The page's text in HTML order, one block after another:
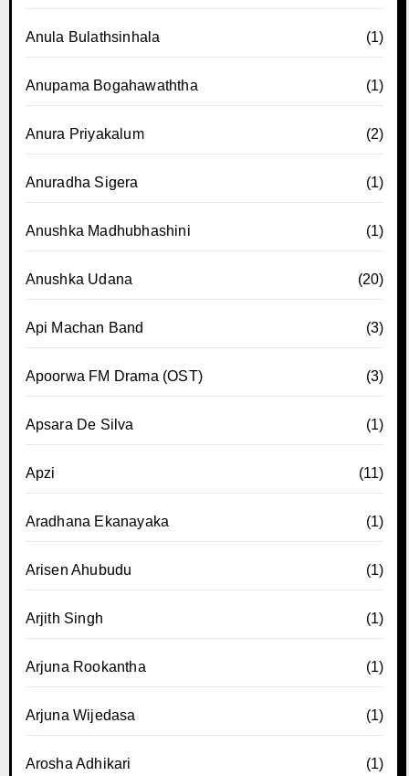
Anula Bulathsinhala (1)
Anupama Bogahawaththa (1)
Anura Priyakalum (2)
Anuradha Sigera (1)
Anushka Madhubhashini (1)
Anushka Udana (20)
Api Machan Band (3)
Apoorwa FM Drama (OST) (3)
Apsara De Silva (1)
Apzi (11)
Aradhana Ekanayaka (1)
Arisen Ahubudu (1)
Arjith Singh (1)
Arjuna Rookantha (1)
Arjuna Wijedasa (1)
Arosha Adhikari (1)